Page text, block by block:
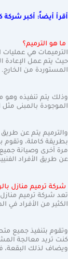
أقرأ أيضاً: أكبر
ما هو الترميم؟
الترميمات هي عمليات
حيث يتم عمل الإعادة
المستوردة من الخارج.
وذلك يتم تنفيذه وهو
الموجودة بالمبنى
والترميم يتم عن
بطريقة كاملة، وتقوم
مرة أخرى وصيانة جميع
عن طريق الأفراد
شركة ترميم منازل
تعد شركة ترميم
الكثير من الأفراد في
وتقوم بتنفيذ جميع
كنت تريد معالجة
ويضاف لذلك البقعة،